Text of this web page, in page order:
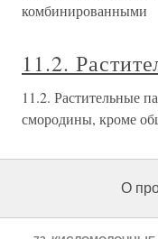
комбинированными
11.2.
11.2. Растительные
смородины, кроме
О